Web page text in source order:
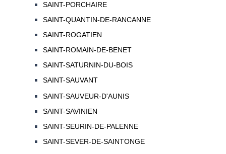
SAINT-PORCHAIRE
SAINT-QUANTIN-DE-RANCANNE
SAINT-ROGATIEN
SAINT-ROMAIN-DE-BENET
SAINT-SATURNIN-DU-BOIS
SAINT-SAUVANT
SAINT-SAUVEUR-D'AUNIS
SAINT-SAVINIEN
SAINT-SEURIN-DE-PALENNE
SAINT-SEVER-DE-SAINTONGE